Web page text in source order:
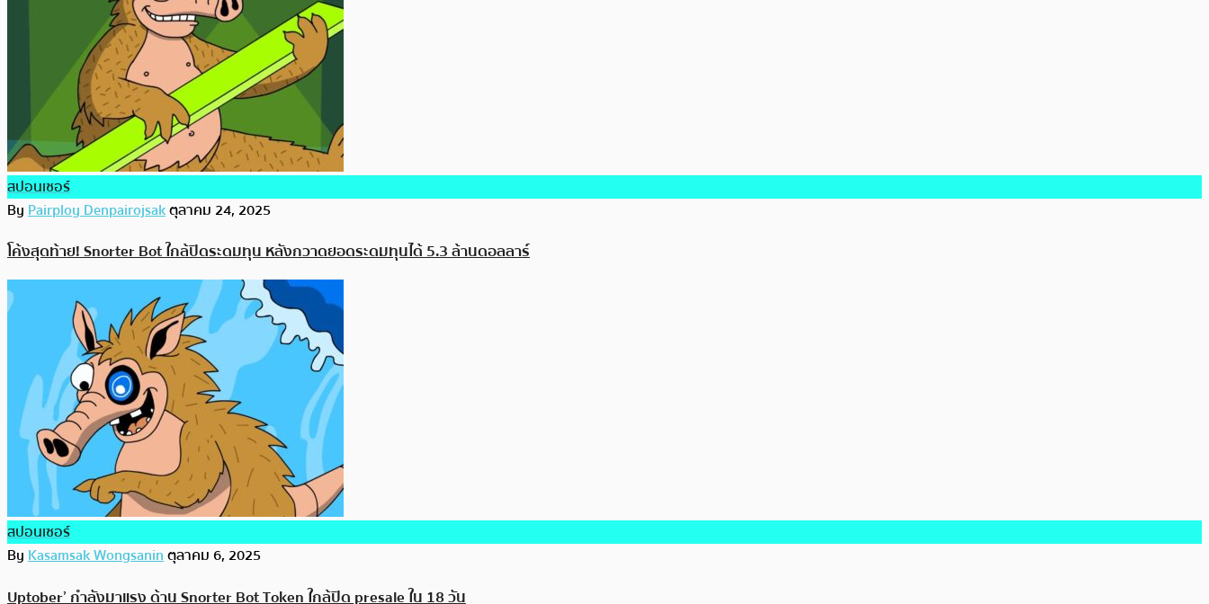
สปอนเซอร์
ByPairploy Denpairojsakตุลาคม 24, 2025
โค้งสุดท้าย! Snorter Bot ใกล้ปิดระดมทุน หลังกวาดยอดระดมทุนได้ 5.3 ล้านดอลลาร์
สปอนเซอร์
ByKasamsak Wongsaninตุลาคม 6, 2025
Uptober’ กำลังมาแรง ด้าน Snorter Bot Token ใกล้ปิด presale ใน 18 วัน